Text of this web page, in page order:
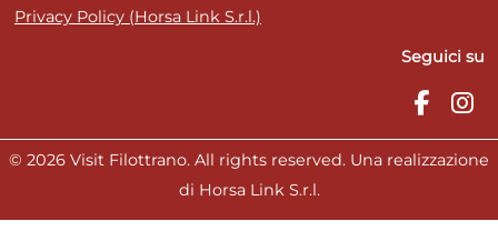
Privacy Policy (Horsa Link S.r.l.)
Seguici su
© 2026 Visit Filottrano. All rights reserved. Una realizzazione
di Horsa Link S.r.l.